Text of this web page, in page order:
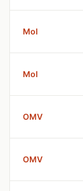
Mol
Mol
OMV
OMV